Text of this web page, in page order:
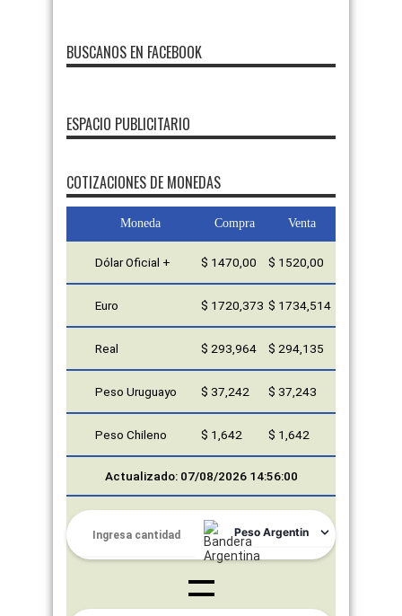
BUSCANOS EN FACEBOOK
ESPACIO PUBLICITARIO
FMDOS
COTIZACIONES DE MONEDAS
Moneda Compra Venta
Dólar Oficial + $ 1470,00 $ 1520,00
Euro $ 1720,373 $ 1734,514
Real $ 293,964 $ 294,135
Peso Uruguayo $ 37,242 $ 37,243
Peso Chileno $ 1,642 $ 1,642
Actualizado: 07/08/2026 14:56:00